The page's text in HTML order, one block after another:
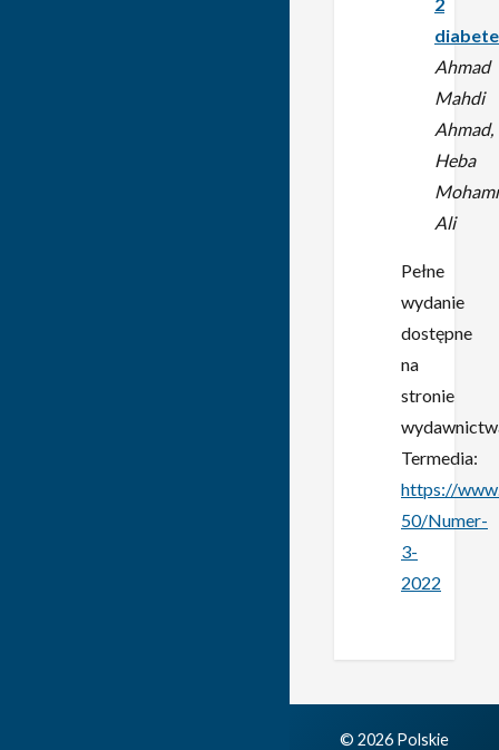
Ahmad
Mahdi
Ahmad,
Heba
Ali
Pełne
wydanie
dostępne
na
stronie
Termedia:
https://
50/Numer-
3-
2022
© 2026 Polskie